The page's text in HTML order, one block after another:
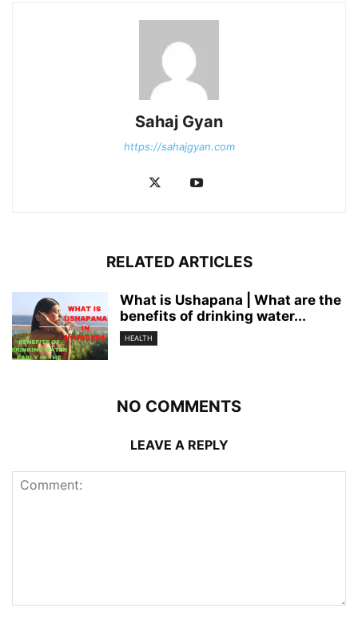
Sahaj Gyan
https://sahajgyan.com
RELATED ARTICLES
What is Ushapana | What are the
benefits of drinking water...
HEALTH
NO COMMENTS
LEAVE A REPLY